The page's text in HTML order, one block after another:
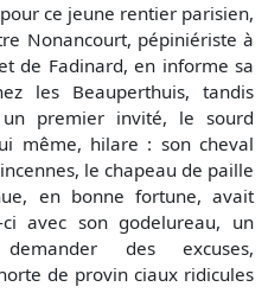
ce jeune rentier parisien,
Nonancourt, pépiniériste à
de Fadinard, en informe sa
les Beauperthuis, tandis
premier invité, le sourd
même, hilare : son cheval
le chapeau de paille
en bonne fortune, avait
avec son godelureau, un
des excuses,
de provin ciaux ridicules